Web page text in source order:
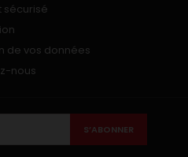
sécurisé
de vos données
nous